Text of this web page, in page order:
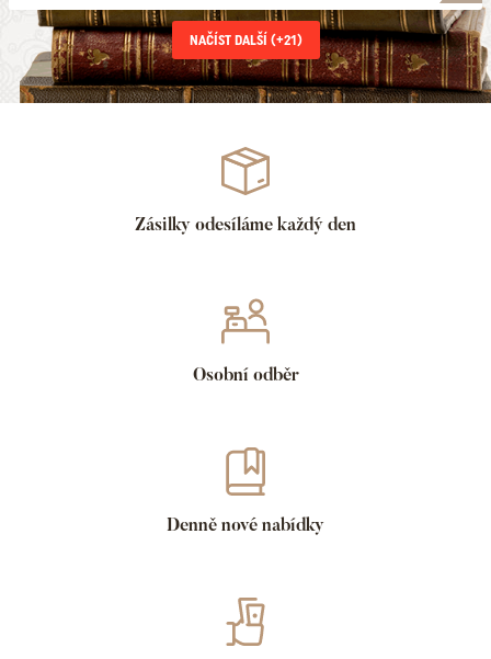
NAČÍST DALŠÍ (+21)
Zásilky odesíláme každý den
Osobní odběr
Denně nové nabídky